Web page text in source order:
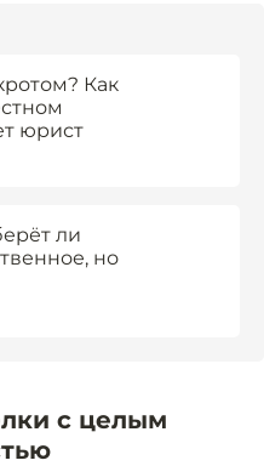
Как
юрист
ли
но
с целым